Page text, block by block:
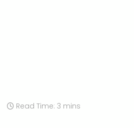
Read Time: 3 mins